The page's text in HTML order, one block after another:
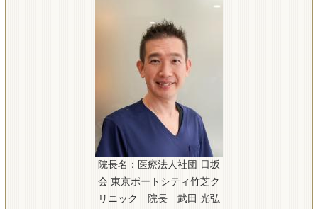
院長名：医療法人社団 日坂
会 東京ポートシティ竹芝ク
リニック 院長 武田 光弘